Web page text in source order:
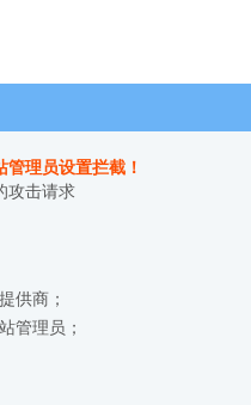
理员设置拦截！
攻击请求
供商；
管理员；